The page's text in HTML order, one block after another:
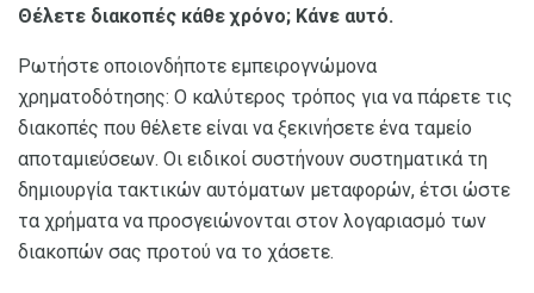
Θέλετε διακοπές κάθε χρόνο; Κάνε αυτό.
Ρωτήστε οποιονδήποτε εμπειρογνώμονα
χρηματοδότησης: Ο καλύτερος τρόπος για να πάρετε τις
διακοπές που θέλετε είναι να ξεκινήσετε ένα ταμείο
αποταμιεύσεων. Οι ειδικοί συστήνουν συστηματικά τη
δημιουργία τακτικών αυτόματων μεταφορών, έτσι ώστε
τα χρήματα να προσγειώνονται στον λογαριασμό των
διακοπών σας προτού να το χάσετε.